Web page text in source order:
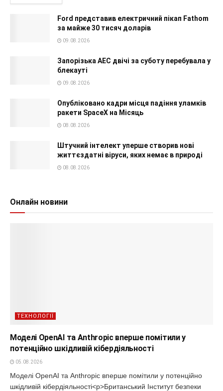
Ford представив електричний пікап Fathom
за майже 30 тисяч доларів
09.08.2026
Запорізька АЕС двічі за суботу перебувала у
блекауті
09.08.2026
Опубліковано кадри місця падіння уламків
ракети SpaceX на Місяць
08.08.2026
Штучний інтелект уперше створив нові
життєздатні віруси, яких немає в природі
08.08.2026
Онлайн новини
ТЕХНОЛОГІЇ
Моделі OpenAI та Anthropic вперше помітили у
потенційно шкідливій кібердіяльності
05.08.2026
Моделі OpenAI та Anthropic вперше помітили у потенційно
шкідливій кібердіяльності<p>Британський Інститут безпеки